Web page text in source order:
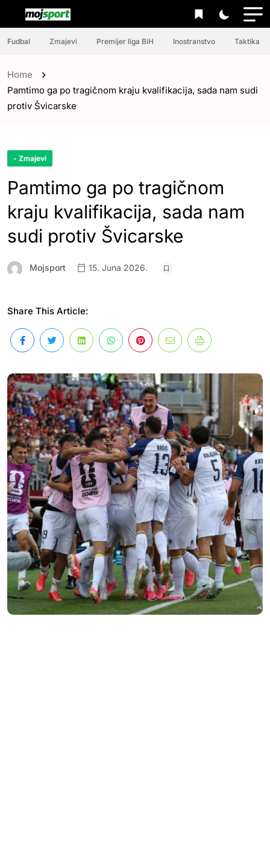
Fudbal Zmajevi Premijer liga BiH Inostranstvo Taktika
Home
Pamtimo ga po tragičnom kraju kvalifikacija, sada nam sudi
protiv Švicarske
- Zmajevi
Pamtimo ga po tragičnom
kraju kvalifikacija, sada nam
sudi protiv Švicarske
Mojsport 15. Juna 2026.
Share This Article: